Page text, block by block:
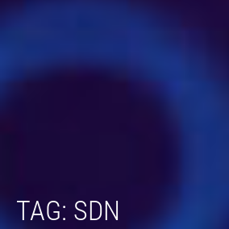
TAG: SDN